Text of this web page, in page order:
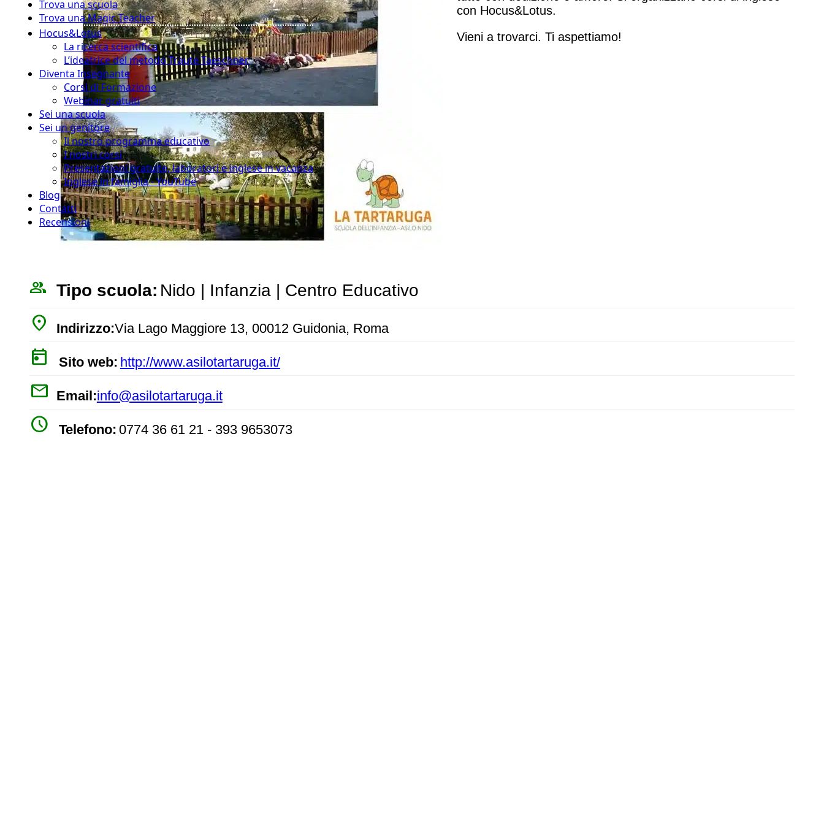
Trova una scuola
Trova una Magic Teacher
Hocus&Lotus
La ricerca scientifica
L’ideatrice del metodo Traute Taeschner
Diventa Insegnante
Corsi di Formazione
Webinar gratuiti
Sei una scuola
Sei un genitore
Il nostro programma educativo
I nostri corsi
Presentazioni gratuite, laboratori e inglese in vacanza
Inglese in famiglia - YouTube
Blog
Contatti
Recensioni
con Hocus&Lotus.
Vieni a trovarci. Ti aspettiamo!
people_outline Tipo scuola: Nido | Infanzia | Centro Educativo
place Indirizzo:Via Lago Maggiore 13, 00012 Guidonia, Roma
today Sito web: http://www.asilotartaruga.it/
mail Email:info@asilotartaruga.it
watch_later Telefono: 0774 36 61 21 - 393 9653073